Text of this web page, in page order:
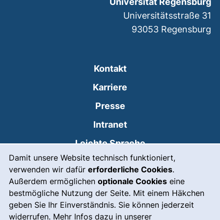
Damit unsere Website technisch funktioniert,
verwenden wir dafür erforderliche Cookies.
Außerdem ermöglichen optionale Cookies eine
bestmögliche Nutzung der Seite. Mit einem Häkchen
geben Sie Ihr Einverständnis. Sie können jederzeit
widerrufen. Mehr Infos dazu in unserer
Kontakt
Karriere
Presse
Intranet(externer Link, öffnet
Leichte Sprache
Gebärdensprache
Notfall(externer Link, öffnet
Impressum
Barrierefreiheit
Universitätsstraße 31
93053 Regensburg